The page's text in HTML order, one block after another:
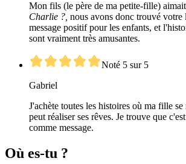
Mon fils (le père de ma petite-fille)
Charlie ?, nous avons donc trouvé votre
message positif pour les enfants, et
sont vraiment très amusantes.
Noté 5 sur 5
Gabriel
J'achète toutes les histoires où ma fille
peut réaliser ses rêves. Je trouve que
comme message.
Où es-tu ?